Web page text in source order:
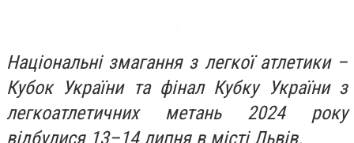
Національні змагання з легкої атлетики –
Кубок України та фінал Кубку України з
легкоатлетичних метань 2024 року
відбулися 13–14 липня в місті Львів.